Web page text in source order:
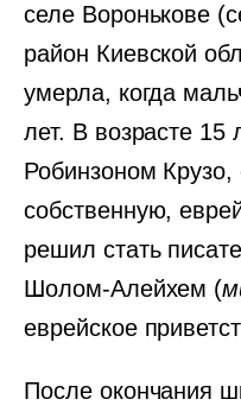
селе Воронькове
район Киевской
умерла, когда
лет. В возрасте 15
Робинзоном Крузо,
собственную,
решил стать
Шолом-Алейхем (
еврейское
После окончания